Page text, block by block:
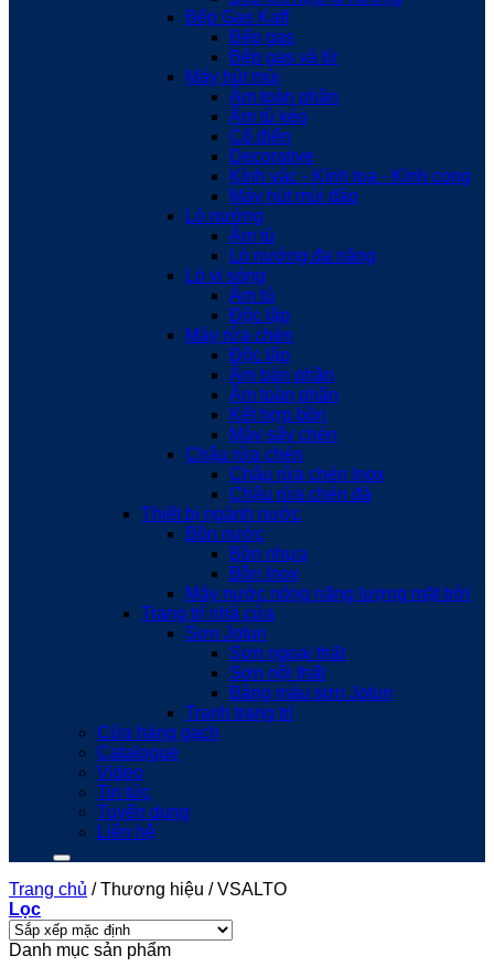
Bếp Gas Kaff
Bếp gas
Bếp gas và từ
Máy hút mùi
Âm toàn phần
Âm tủ kéo
Cổ điển
Decorative
Kính vác - Kính toa - Kính cong
Máy hút mùi đảo
Lò nướng
Âm tủ
Lò nướng đa năng
Lò vi sóng
Âm tủ
Độc lập
Máy rửa chén
Độc lập
Âm bán phần
Âm toàn phần
Kết hợp bồn
Máy sấy chén
Chậu rửa chén
Chậu rửa chén Inox
Chậu rửa chén đá
Thiết bị ngành nước
Bồn nước
Bồn nhựa
Bồn Inox
Máy nước nóng năng lượng mặt trời
Trang trí nhà cửa
Sơn Jotun
Sơn ngoại thất
Sơn nội thất
Bảng màu sơn Jotun
Tranh trang trí
Cửa hàng gạch
Catalogue
Video
Tin tức
Tuyển dụng
Liên hệ
Trang chủ /Thương hiệu /VSALTO
Lọc
Danh mục sản phẩm